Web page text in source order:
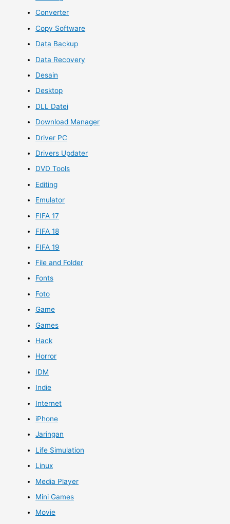
Converter
Copy Software
Data Backup
Data Recovery
Desain
Desktop
DLL Datei
Download Manager
Driver PC
Drivers Updater
DVD Tools
Editing
Emulator
FIFA 17
FIFA 18
FIFA 19
File and Folder
Fonts
Foto
Game
Games
Hack
Horror
IDM
Indie
Internet
iPhone
Jaringan
Life Simulation
Linux
Media Player
Mini Games
Movie